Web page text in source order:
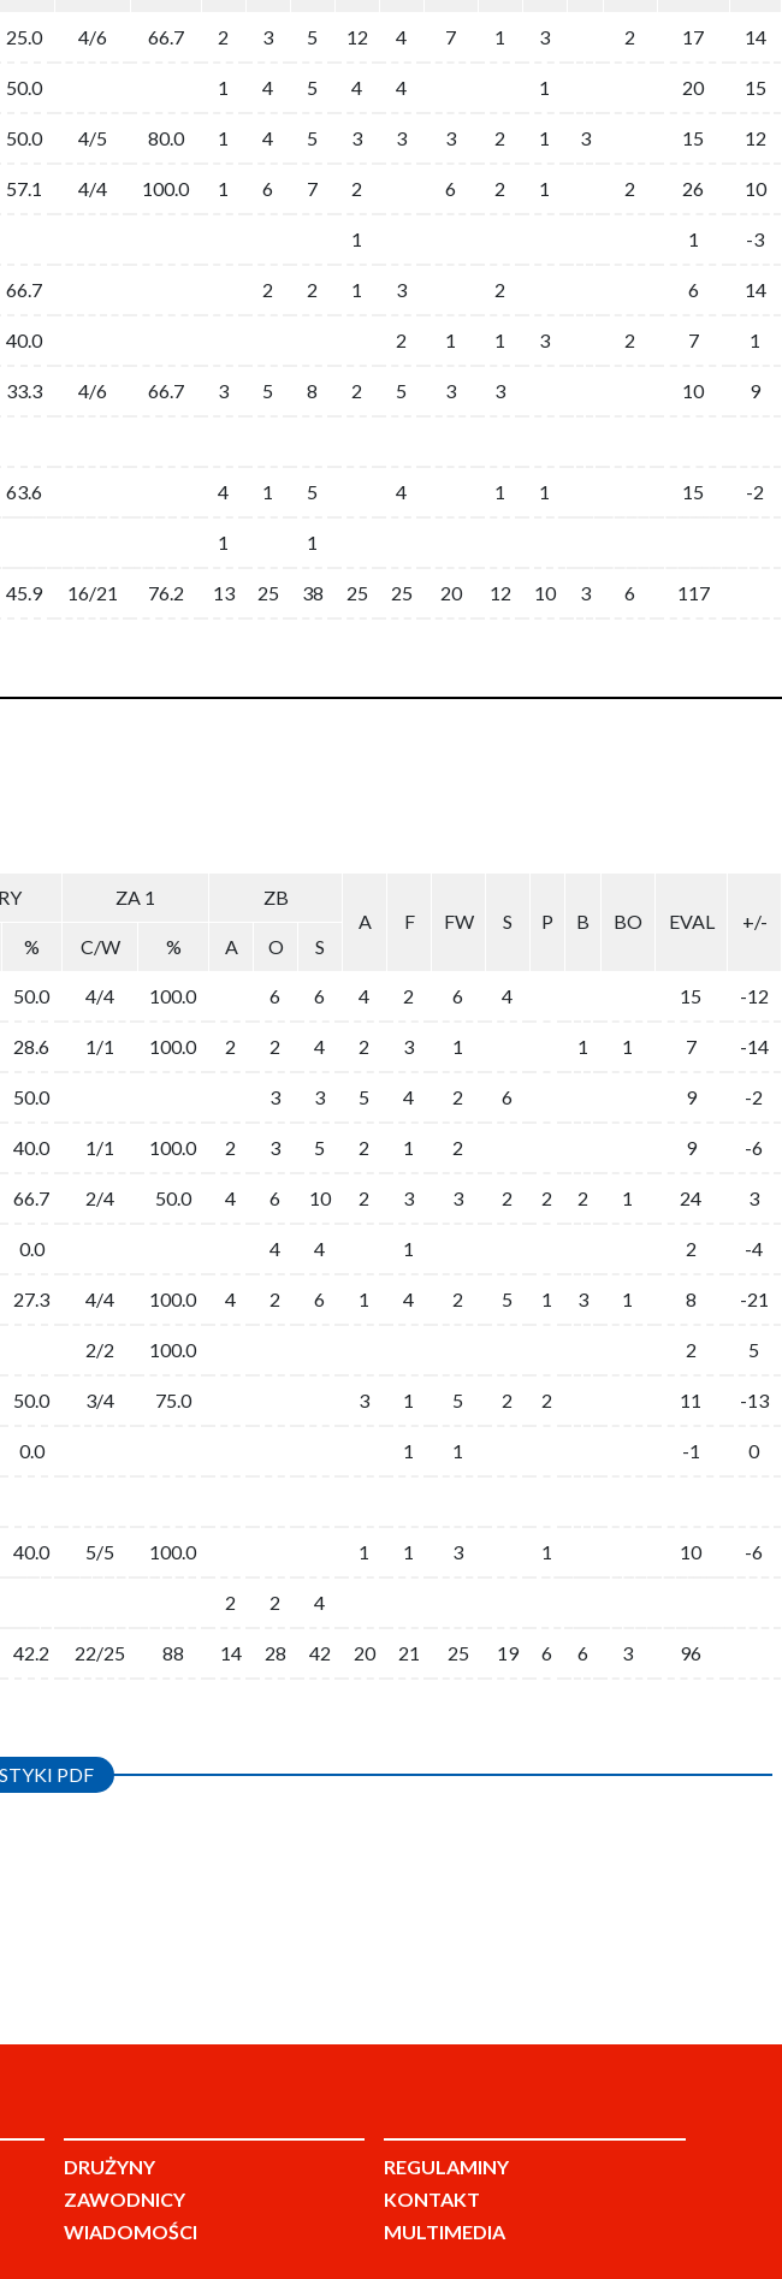
25.0 4/6 66.7 2 3 5 12 4 7 1 3 2 17 14
50.0 1 4 5 4 4 1 20 15
50.0 4/5 80.0 1 4 5 3 3 3 2 1 3 15 12
57.1 4/4 100.0 1 6 7 2 6 2 1 2 26 10
1 1 -3
66.7 2 2 1 3 2 6 14
40.0 2 1 1 3 2 7 1
33.3 4/6 66.7 3 5 8 2 5 3 3 10 9
63.6 4 1 5 4 1 1 15 -2
1 1
45.9 16/21 76.2 13 25 38 25 25 20 12 10 3 6 117
ZA 1
ZB
A
F FW S P B BO EVAL
+/-
% C/W % A O S
50.0 4/4 100.0 6 6 4 2 6 4 15 -12
28.6 1/1 100.0 2 2 4 2 3 1 1 1 7 -14
50.0 3 3 5 4 2 6 9 -2
40.0 1/1 100.0 2 3 5 2 1 2 9 -6
66.7 2/4 50.0 4 6 10 2 3 3 2 2 2 1 24 3
0.0 4 4 1 2 -4
27.3 4/4 100.0 4 2 6 1 4 2 5 1 3 1 8 -21
2/2 100.0 2 5
50.0 3/4 75.0 3 1 5 2 2 11 -13
0.0 1 1 -1 0
40.0 5/5 100.0 1 1 3 1 10 -6
2 2 4
42.2 22/25 88 14 28 42 20 21 25 19 6 6 3 96
PDF
DRUŻYNY
ZAWODNICY
WIADOMOŚCI
REGULAMINY
KONTAKT
MULTIMEDIA